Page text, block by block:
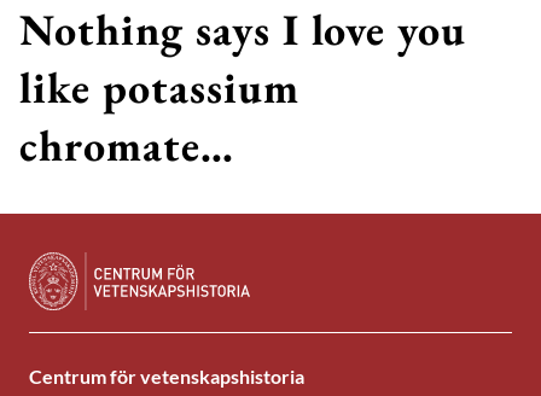
Nothing says I love you
like potassium
chromate…
Centrum för vetenskapshistoria